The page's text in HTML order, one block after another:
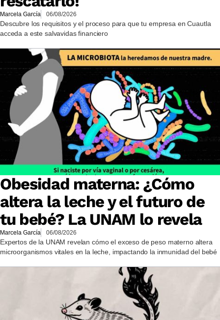
Marcela García 06/08/2026
Descubre los requisitos y el proceso para que tu empresa en Cuautla
acceda a este salvavidas financiero
Obesidad materna: ¿Cómo
altera la leche y el futuro de
tu bebé? La UNAM lo revela
Marcela García 06/08/2026
Expertos de la UNAM revelan cómo el exceso de peso materno altera
microorganismos vitales en la leche, impactando la inmunidad del bebé